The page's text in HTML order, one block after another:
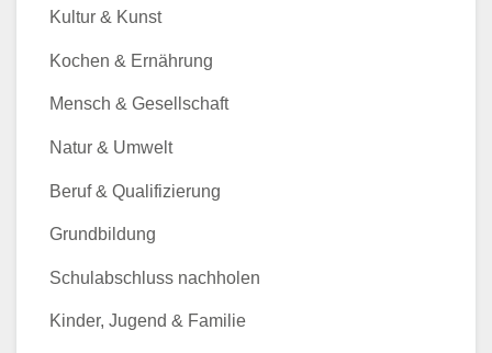
Kultur & Kunst
Kochen & Ernährung
Mensch & Gesellschaft
Natur & Umwelt
Beruf & Qualifizierung
Grundbildung
Schulabschluss nachholen
Kinder, Jugend & Familie